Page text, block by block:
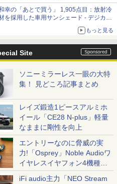
への期待と可能性
幸の「あとで買う」 1,905点目：放射冷
を採用した車用サンシェード - デジカメ
もっと見る
Site
ソニーミラーレス一眼の大特
集！ 見どころ記事まとめ
レイズ鍛造1ピースアルミホ
イール「CE28 N-plus」軽量
なままに剛性を向上
エントリーなのに脅威の実
力!「Osprey」Noble Audioワ
イヤレスイヤフォン4機種を
一気に聴く
iFi audio主力「NEO Stream